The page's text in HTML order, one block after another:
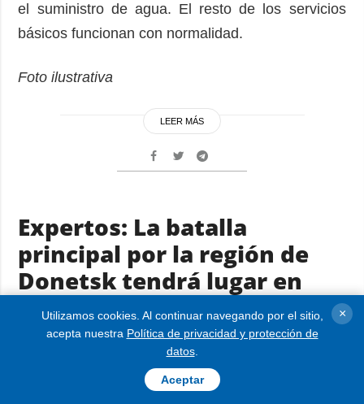
el suministro de agua. El resto de los servicios
básicos funcionan con normalidad.
Foto ilustrativa
LEER MÁS
Expertos: La batalla
principal por la región de
Donetsk tendrá lugar en
Sloviansk y Kramatorsk
Utilizamos cookies. Al continuar navegando por el sitio,
acepta nuestra Política de privacidad y protección de
datos.
Aceptar
×